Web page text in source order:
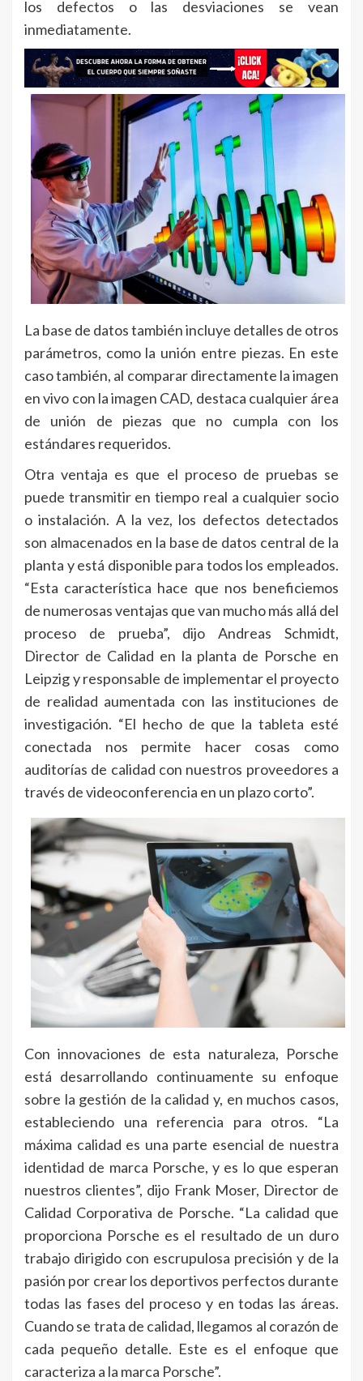
los defectos o las desviaciones se vean
inmediatamente.
La base de datos también incluye detalles de otros
parámetros, como la unión entre piezas. En este
caso también, al comparar directamente la imagen
en vivo con la imagen CAD, destaca cualquier área
de unión de piezas que no cumpla con los
estándares requeridos.
Otra ventaja es que el proceso de pruebas se
puede transmitir en tiempo real a cualquier socio
o instalación. A la vez, los defectos detectados
son almacenados en la base de datos central de la
planta y está disponible para todos los empleados.
“Esta característica hace que nos beneficiemos
de numerosas ventajas que van mucho más allá del
proceso de prueba”, dijo Andreas Schmidt,
Director de Calidad en la planta de Porsche en
Leipzig y responsable de implementar el proyecto
de realidad aumentada con las instituciones de
investigación. “El hecho de que la tableta esté
conectada nos permite hacer cosas como
auditorías de calidad con nuestros proveedores a
través de videoconferencia en un plazo corto”.
Con innovaciones de esta naturaleza, Porsche
está desarrollando continuamente su enfoque
sobre la gestión de la calidad y, en muchos casos,
estableciendo una referencia para otros. “La
máxima calidad es una parte esencial de nuestra
identidad de marca Porsche, y es lo que esperan
nuestros clientes”, dijo Frank Moser, Director de
Calidad Corporativa de Porsche. “La calidad que
proporciona Porsche es el resultado de un duro
trabajo dirigido con escrupulosa precisión y de la
pasión por crear los deportivos perfectos durante
todas las fases del proceso y en todas las áreas.
Cuando se trata de calidad, llegamos al corazón de
cada pequeño detalle. Este es el enfoque que
caracteriza a la marca Porsche”.